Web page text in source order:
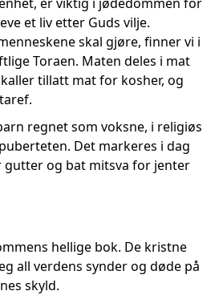
et liv etter Guds vilje.
skal gjøre, finner vi i
Toraen. Maten deles i mat
tillatt mat for kosher, og
regnet som voksne, i religiøs
Det markeres i dag
gutter og bat mitsva for jenter
hellige bok. De kristne
all verdens synder og døde på
skyld.